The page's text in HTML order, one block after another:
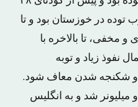
توده در خوزستان بود و تا
مخفی، تا بالاخره با
نفوذ زیاد و توبه
و شکنجه شدن معاف شود.
شد و به انگلیس